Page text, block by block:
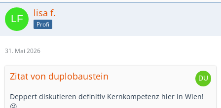
lisa f.
Profi
31. Mai 2026
Zitat von duplobaustein
Deppert diskutieren definitiv Kernkompetenz hier in Wien!